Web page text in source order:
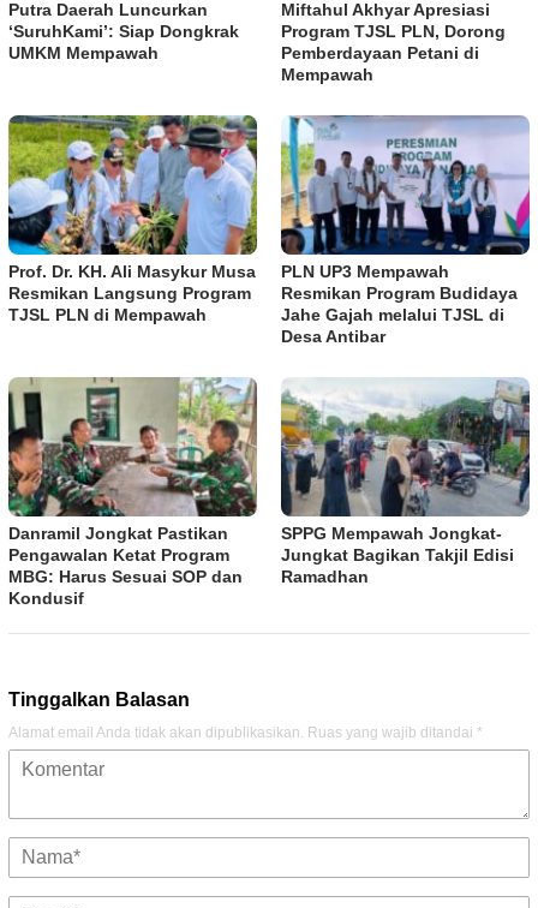
Putra Daerah Luncurkan
‘SuruhKami’: Siap Dongkrak
UMKM Mempawah
Miftahul Akhyar Apresiasi
Program TJSL PLN, Dorong
Pemberdayaan Petani di
Mempawah
Prof. Dr. KH. Ali Masykur Musa
Resmikan Langsung Program
TJSL PLN di Mempawah
PLN UP3 Mempawah
Resmikan Program Budidaya
Jahe Gajah melalui TJSL di
Desa Antibar
Danramil Jongkat Pastikan
Pengawalan Ketat Program
MBG: Harus Sesuai SOP dan
Kondusif
SPPG Mempawah Jongkat-
Jungkat Bagikan Takjil Edisi
Ramadhan
Tinggalkan Balasan
Alamat email Anda tidak akan dipublikasikan. Ruas yang wajib ditandai *